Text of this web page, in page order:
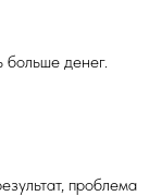
денег.
проблема